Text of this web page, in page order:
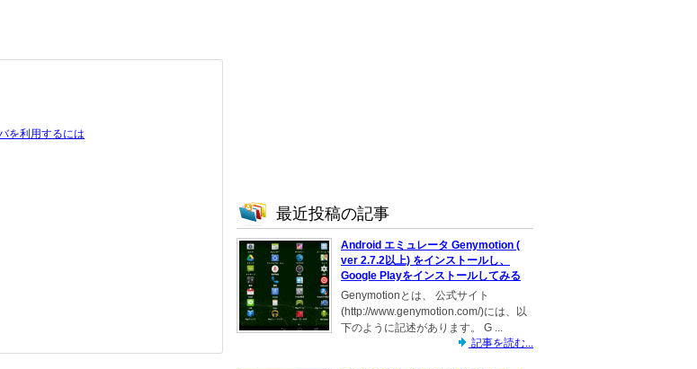
を利用するには
最近投稿の記事
Android エミュレータ Genymotion (
ver 2.7.2以上) をインストールし、
Google Playをインストールしてみる
Genymotionとは、 公式サイト
(http://www.genymotion.com/)には、以
下のように記述があります。 G ...
記事を読む...